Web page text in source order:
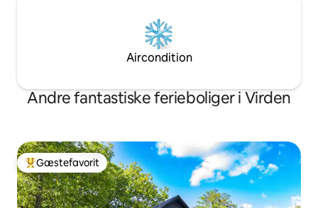
Aircondition
Andre fantastiske ferieboliger i Virden
Bedste gæstefavorit
Gæstefavorit